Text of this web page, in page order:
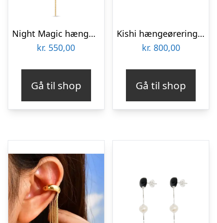
Night Magic hængeørering, stor – forgyldt
kr. 550,00
Gå til shop
Kishi hængeøreringe – sølv
kr. 800,00
Gå til shop